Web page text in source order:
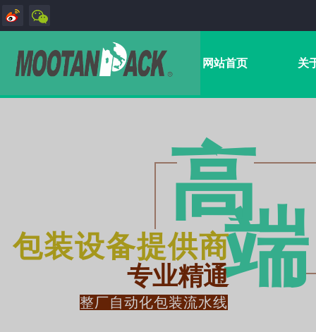
网站首页 关
包装设备提供商
高
专业精通端​
整厂自动化包装流水线